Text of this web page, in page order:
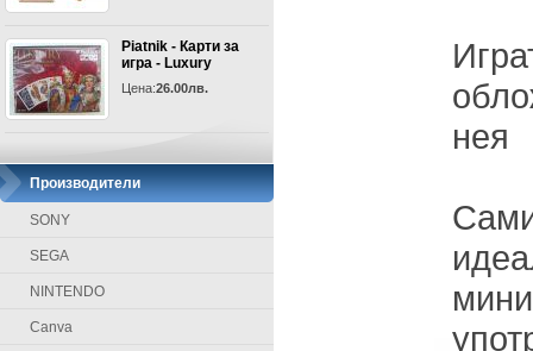
Piatnik - Карти за
игра - Luxury
Цена:26.00лв.
Производители
SONY
SEGA
NINTENDO
Canva
нея